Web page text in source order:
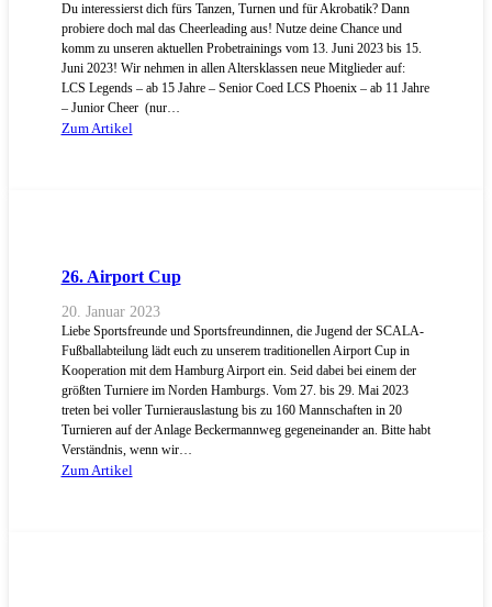
Du interessierst dich fürs Tanzen, Turnen und für Akrobatik? Dann
probiere doch mal das Cheerleading aus! Nutze deine Chance und
komm zu unseren aktuellen Probetrainings vom 13. Juni 2023 bis 15.
Juni 2023! Wir nehmen in allen Altersklassen neue Mitglieder auf:
LCS Legends – ab 15 Jahre – Senior Coed LCS Phoenix – ab 11 Jahre
– Junior Cheer (nur…
Zum Artikel
26. Airport Cup
20. Januar 2023
Liebe Sportsfreunde und Sportsfreundinnen, die Jugend der SCALA-
Fußballabteilung lädt euch zu unserem traditionellen Airport Cup in
Kooperation mit dem Hamburg Airport ein. Seid dabei bei einem der
größten Turniere im Norden Hamburgs. Vom 27. bis 29. Mai 2023
treten bei voller Turnierauslastung bis zu 160 Mannschaften in 20
Turnieren auf der Anlage Beckermannweg gegeneinander an. Bitte habt
Verständnis, wenn wir…
Zum Artikel